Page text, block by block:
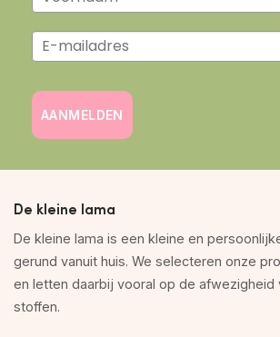
AANMELDEN
De kleine lama
De kleine lama is een kleine en
gerund vanuit huis. We selecteren onze
en letten daarbij vooral op de afwezigheid
stoffen.